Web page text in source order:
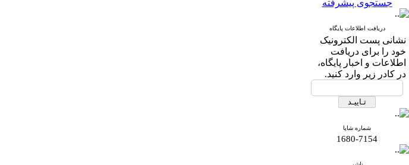
جستجوی پیشرفته
دریافت اطلاعات پایگاه
نشانی پست الکترونیک
خود را برای دریافت
اطلاعات و اخبار پایگاه،
در کادر زیر وارد کنید.
شماره شاپا
1680-7154